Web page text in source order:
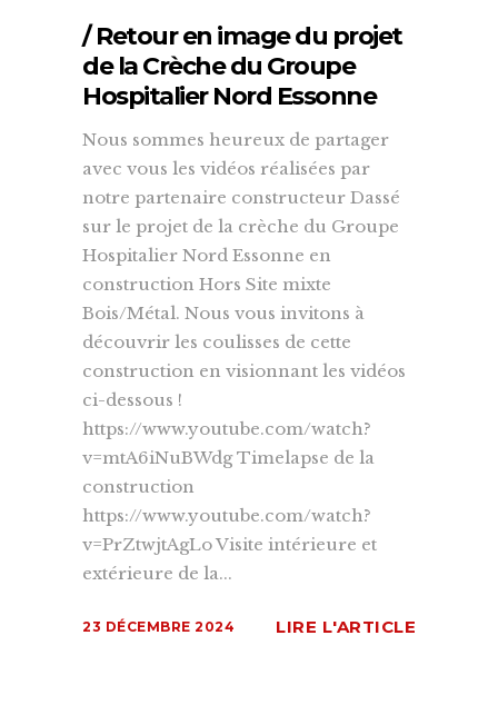
/ Retour en image du projet
de la Crèche du Groupe
Hospitalier Nord Essonne
Nous sommes heureux de partager
avec vous les vidéos réalisées par
notre partenaire constructeur Dassé
sur le projet de la crèche du Groupe
Hospitalier Nord Essonne en
construction Hors Site mixte
Bois/Métal. Nous vous invitons à
découvrir les coulisses de cette
construction en visionnant les vidéos
ci-dessous !
https://www.youtube.com/watch?
v=mtA6iNuBWdg Timelapse de la
construction
https://www.youtube.com/watch?
v=PrZtwjtAgLo Visite intérieure et
extérieure de la...
23 DÉCEMBRE 2024 LIRE L'ARTICLE